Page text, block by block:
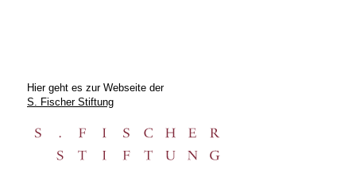
Hier geht es zur Webseite der
S. Fischer Stiftung